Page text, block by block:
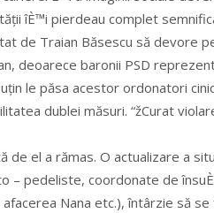
îÈ™i pierdeau complet
de Traian Băsescu să devore
deoarece baronii PSD
le păsa acestor ordonatori
dublei măsuri. “žCurat
de el a rămas. O actualizare a
– pedeliste, coordonate de
Nana etc.), întârzie să se